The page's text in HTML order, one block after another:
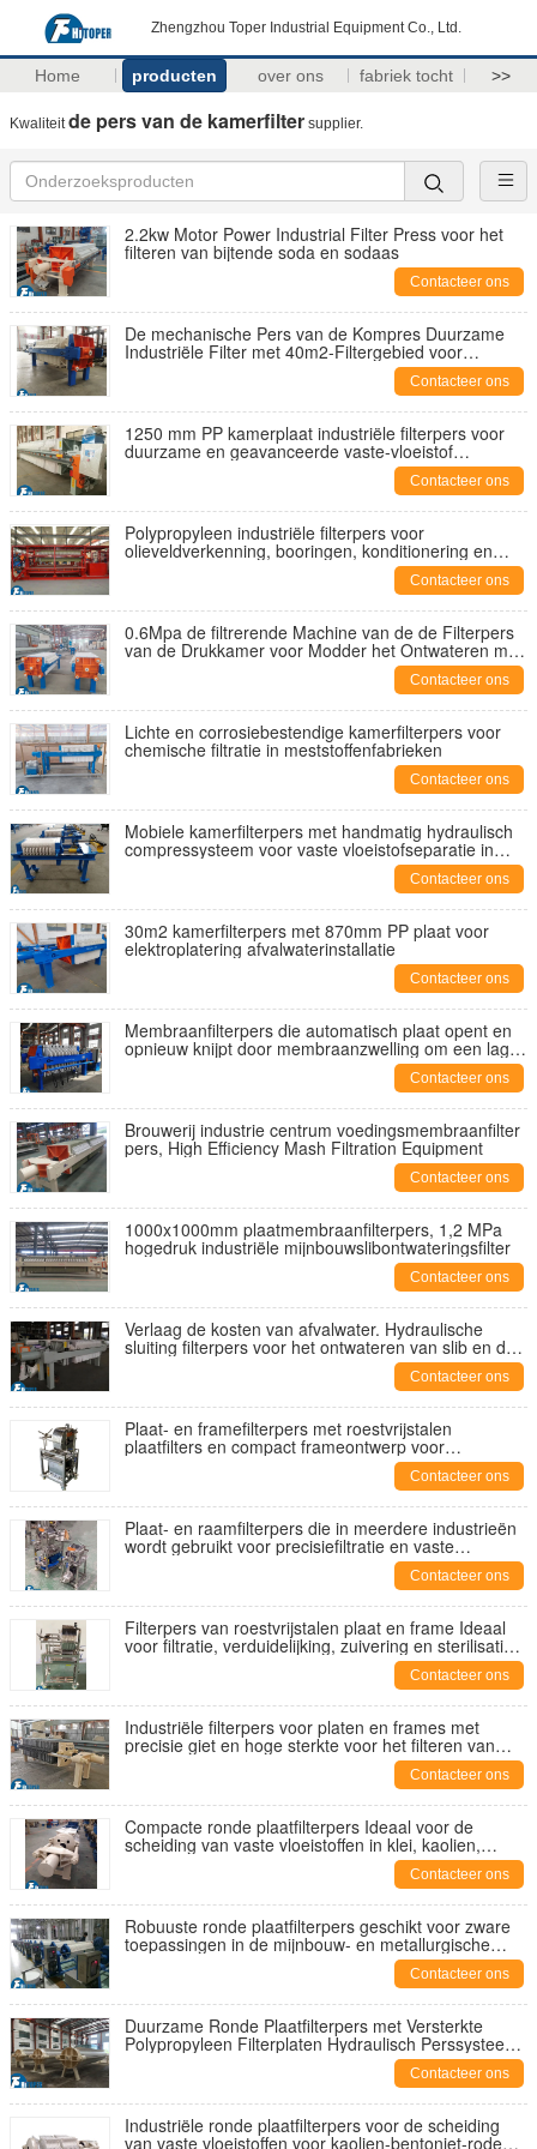
Zhengzhou Toper Industrial Equipment Co., Ltd.
Home producten over ons fabriek tocht >>
Kwaliteitde pers van de kamerfilter supplier.
2.2kw Motor Power Industrial Filter Press voor het
filteren van bijtende soda en sodaas
Contacteer ons
De mechanische Pers van de Kompres Duurzame
Industriële Filter met 40m2-Filtergebied voor
Contacteer ons
1250 mm PP kamerplaat industriële filterpers voor
duurzame en geavanceerde vaste-vloeistof
Contacteer ons
Polypropyleen industriële filterpers voor
olieveldverkenning, booringen, konditionering en
Contacteer ons
0.6Mpa de filtrerende Machine van de de Filterpers
van de Drukkamer voor Modder het Ontwateren met
Contacteer ons
Lichte en corrosiebestendige kamerfilterpers voor
chemische filtratie in meststoffenfabrieken
Contacteer ons
Mobiele kamerfilterpers met handmatig hydraulisch
compressysteem voor vaste vloeistofseparatie in
verschillende industriële toepassingenContacteer ons
30m2 kamerfilterpers met 870mm PP plaat voor
elektroplatering afvalwaterinstallatie
Contacteer ons
Membraanfilterpers die automatisch plaat opent en
opnieuw knijpt door membraanzwelling om een lager
Contacteer ons
Brouwerij industrie centrum voedingsmembraanfilter
pers, High Efficiency Mash Filtration Equipment
Contacteer ons
1000x1000mm plaatmembraanfilterpers, 1,2 MPa
hogedruk industriële mijnbouwslibontwateringsfilter
Contacteer ons
Verlaag de kosten van afvalwater. Hydraulische
sluiting filterpers voor het ontwateren van slib en de
behandeling van afvalwater in de drukkerij- en
Contacteer ons
Plaat- en framefilterpers met roestvrijstalen
plaatfilters en compact frameontwerp voor
Contacteer ons
Plaat- en raamfilterpers die in meerdere industrieën
wordt gebruikt voor precisiefiltratie en vaste
Contacteer ons
Filterpers van roestvrijstalen plaat en frame Ideaal
voor filtratie, verduidelijking, zuivering en sterilisatie
Contacteer ons
Industriële filterpers voor platen en frames met
precisie giet en hoge sterkte voor het filteren van
Contacteer ons
Compacte ronde plaatfilterpers Ideaal voor de
scheiding van vaste vloeistoffen in klei, kaolien,
bentoniet en zeldzame aardverwerkingsinstallaties
Contacteer ons
Robuuste ronde plaatfilterpers geschikt voor zware
toepassingen in de mijnbouw- en metallurgische
Contacteer ons
Duurzame Ronde Plaatfilterpers met Versterkte
Polypropyleen Filterplaten Hydraulisch Perssysteem
en Hoogsterkte Koolstofstalen FrameContacteer ons
Industriële ronde plaatfilterpers voor de scheiding
van vaste vloeistoffen voor kaolien-bentoniet-rode